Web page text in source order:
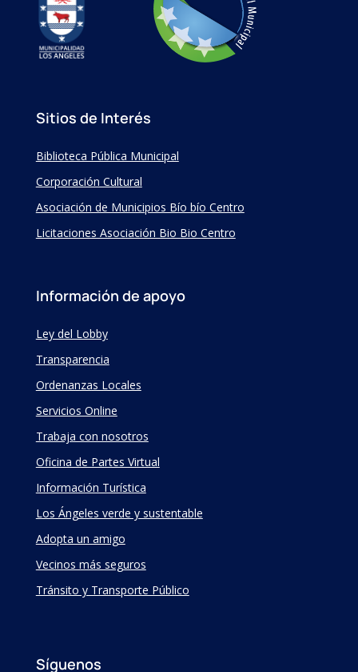
Sitios de Interés
Biblioteca Pública Municipal
Corporación Cultural
Asociación de Municipios Bío bío Centro
Licitaciones Asociación Bio Bio Centro
Información de apoyo
Ley del Lobby
Transparencia
Ordenanzas Locales
Servicios Online
Trabaja con nosotros
Oficina de Partes Virtual
Información Turística
Los Ángeles verde y sustentable
Adopta un amigo
Vecinos más seguros
Tránsito y Transporte Público
Síguenos